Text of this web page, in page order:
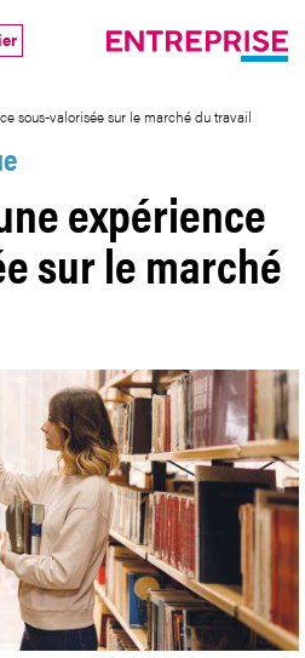
sous-valorisée sur le marché du travail
expérience
sur le marché